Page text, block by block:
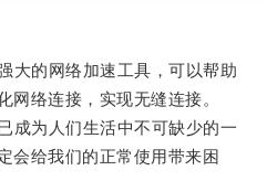
的网络加速工具，可以帮助
网络连接，实现无缝连接。
为人们生活中不可缺少的一
会给我们的正常使用带来困